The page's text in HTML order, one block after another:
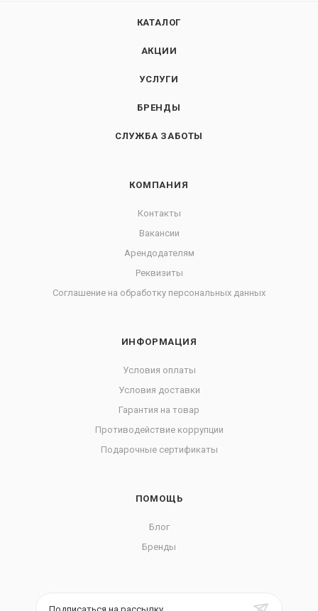
КАТАЛОГ
АКЦИИ
УСЛУГИ
БРЕНДЫ
СЛУЖБА ЗАБОТЫ
КОМПАНИЯ
Контакты
Вакансии
Арендодателям
Реквизиты
Соглашение на обработку персональных данных
ИНФОРМАЦИЯ
Условия оплаты
Условия доставки
Гарантия на товар
Противодействие коррупции
Подарочные сертификаты
ПОМОЩЬ
Блог
Бренды